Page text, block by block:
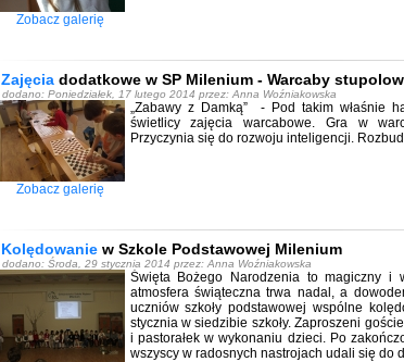
Zobacz galerię
Zajęcia dodatkowe w SP Milenium - Warcaby
dodano: Poniedziałek, 17 lutego 2014 przez: Anna Woźniakowska
Zobacz galerię
„Zabawy z Damką” - Pod takim właśnie
świetlicy zajęcia warcabowe. Gra w
Przyczynia się do rozwoju inteligencji.
Kolędowanie w Szkole Podstawowej Milenium
dodano: Środa, 29 stycznia 2014 przez: Anna Woźniakowska
Święta Bożego Narodzenia to magiczny i
atmosfera świąteczna trwa nadal, a
uczniów szkoły podstawowej wspólne
stycznia w siedzibie szkoły. Zaproszeni
i pastorałek w wykonaniu dzieci. Po
wszyscy w radosnych nastrojach udali się do